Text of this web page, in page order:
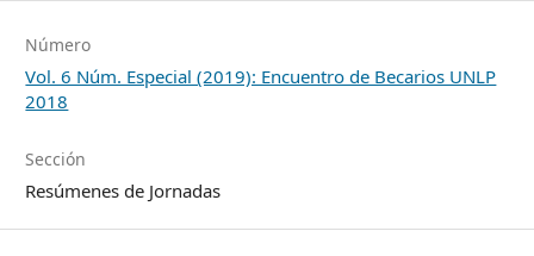
Número
Vol. 6 Núm. Especial (2019): Encuentro de Becarios UNLP
2018
Sección
Resúmenes de Jornadas